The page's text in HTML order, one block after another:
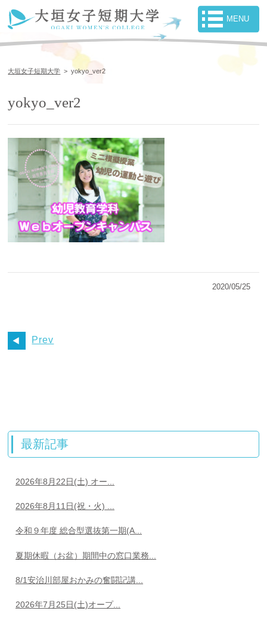
大垣女子短期大学 >yokyo_ver2
yokyo_ver2
2020/05/25
Prev
最新記事
2026年8月22日(土) オー...
2026年8月11日(祝・火) ...
令和９年度 総合型選抜第一期(A...
夏期休暇（お盆）期間中の窓口業務...
8/1安治川部屋おかみの奮闘記講...
2026年7月25日(土)オープ...